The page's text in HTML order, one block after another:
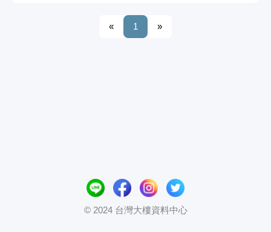
« 1 »
© 2024 台灣大樓資料中心